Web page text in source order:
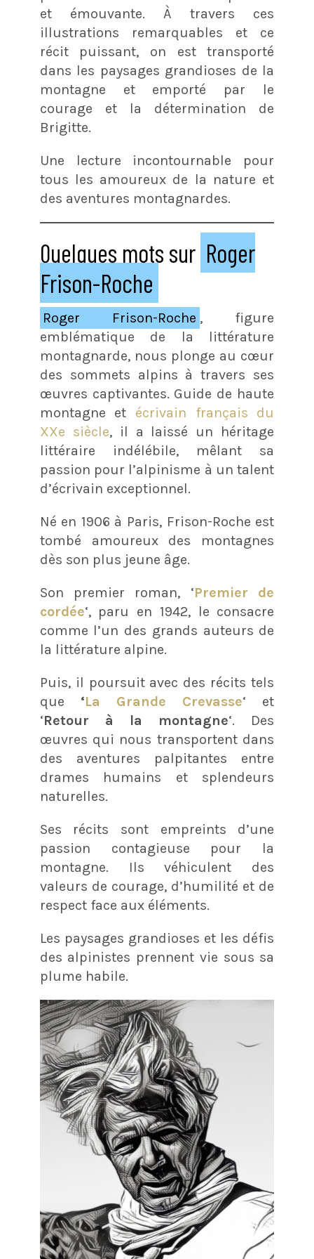
et émouvante. À travers ces
illustrations remarquables et ce
récit puissant, on est transporté
dans les paysages grandioses de la
montagne et emporté par le
courage et la détermination de
Brigitte.
Une lecture incontournable pour
tous les amoureux de la nature et
des aventures montagnardes.
Quelques mots sur Roger
Frison-Roche
Roger Frison-Roche , figure
emblématique de la littérature
montagnarde, nous plonge au cœur
des sommets alpins à travers ses
œuvres captivantes. Guide de haute
montagne et écrivain français du
XXe siècle, il a laissé un héritage
littéraire indélébile, mêlant sa
passion pour l’alpinisme à un talent
d’écrivain exceptionnel.
Né en 1906 à Paris, Frison-Roche est
tombé amoureux des montagnes
dès son plus jeune âge.
Son premier roman, ‘Premier de
cordée‘, paru en 1942, le consacre
comme l’un des grands auteurs de
la littérature alpine.
Puis, il poursuit avec des récits tels
que ‘La Grande Crevasse‘ et
‘Retour à la montagne‘. Des
œuvres qui nous transportent dans
des aventures palpitantes entre
drames humains et splendeurs
naturelles.
Ses récits sont empreints d’une
passion contagieuse pour la
montagne. Ils véhiculent des
valeurs de courage, d’humilité et de
respect face aux éléments.
Les paysages grandioses et les défis
des alpinistes prennent vie sous sa
plume habile.